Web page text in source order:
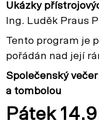
Ukázky
Ing. Luděk Praus
Tento program je
pořádán nad její
Společenský
a tombolou
Pátek